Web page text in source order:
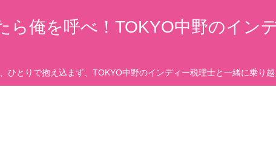
ら俺を呼べ！TOKYO中野のイン
ひとりで抱え込まず、TOKYO中野のインディー税理士と一緒に乗り